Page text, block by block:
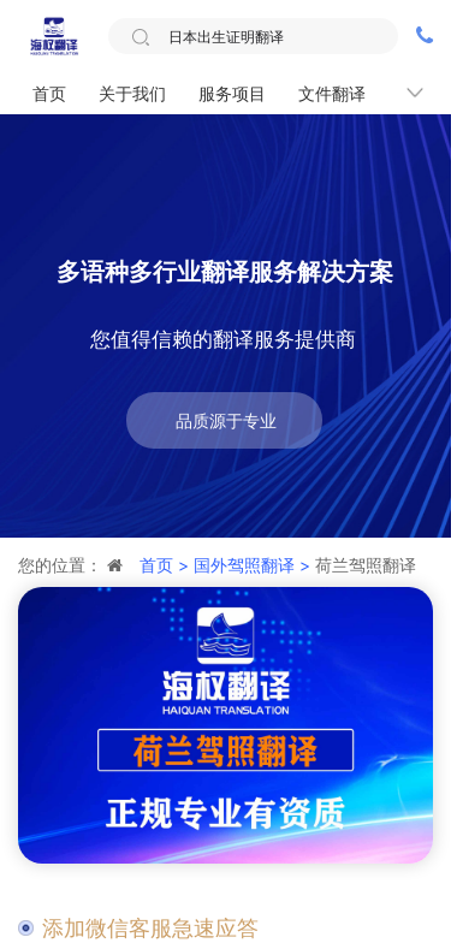
首页 关于我们 服务项目 文件翻译 联系我
多语种多行业翻译服务解决方案
您值得信赖的翻译服务提供商
品质源于专业
您的位置： 首页 > 国外驾照翻译 > 荷兰驾照翻译
添加微信客服急速应答